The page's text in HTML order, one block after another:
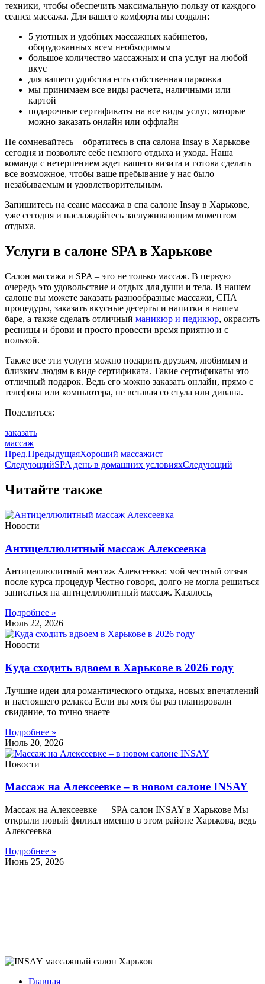
техники, чтобы обеспечить максимальную пользу от каждого
сеанса массажа. Для вашего комфорта мы создали:
5 уютных и удобных массажных кабинетов,
оборудованных всем необходимым
большое количество массажных и спа услуг на любой
вкус
для вашего удобства есть собственная парковка
мы принимаем все виды расчета, наличными или
картой
подарочные сертификаты на все виды услуг, которые
можно заказать онлайн или оффлайн
Не сомневайтесь – обратитесь в спа салона Insay в Харькове
сегодня и позвольте себе немного отдыха и ухода. Наша
команда с нетерпением ждет вашего визита и готова сделать
все возможное, чтобы ваше пребывание у нас было
незабываемым и удовлетворительным.
Запишитесь на сеанс массажа в спа салоне Insay в Харькове,
уже сегодня и наслаждайтесь заслуживающим моментом
отдыха.
Услуги в салоне SPA в Харькове
Салон массажа и SPA – это не только массаж. В первую
очередь это удовольствие и отдых для души и тела. В нашем
салоне вы можете заказать разнообразные массажи, СПА
процедуры, заказать вкусные десерты и напитки в нашем
баре, а также сделать отличный маникюр и педикюр, окрасить
ресницы и брови и просто провести время приятно и с
пользой.
Также все эти услуги можно подарить друзьям, любимым и
близким людям в виде сертификата. Такие сертификаты это
отличный подарок. Ведь его можно заказать онлайн, прямо с
телефона или компьютера, не вставая со стула или дивана.
Поделиться:
заказать
массаж
Пред.ПредыдущаяХороший массажист
СледующийSPA день в домашних условияхСледующий
Читайте также
Новости
Антицеллюлитный массаж Алексеевка
Антицеллюлитный массаж Алексеевка: мой честный отзыв
после курса процедур Честно говоря, долго не могла решиться
записаться на антицеллюлитный массаж. Казалось,
Подробнее »
Июль 22, 2026
Новости
Куда сходить вдвоем в Харькове в 2026 году
Лучшие идеи для романтического отдыха, новых впечатлений
и настоящего релакса Если вы хотя бы раз планировали
свидание, то точно знаете
Подробнее »
Июль 20, 2026
Новости
Массаж на Алексеевке – в новом салоне INSAY
Массаж на Алексеевке — SPA салон INSAY в Харькове Мы
открыли новый филиал именно в этом районе Харькова, ведь
Алексеевка
Подробнее »
Июнь 25, 2026
Главная